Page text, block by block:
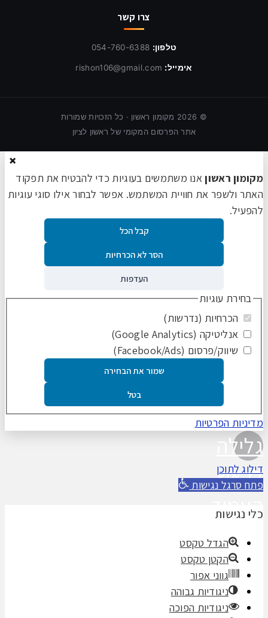
צרו קשר
טלפון: 054-760-6388
אימייל: rishon106@gmail.com
©
2026 מקומון ראשון · כל הזכויות שמורות
אתר הפרסום המקומי של ראשון לציון
×
מקומון ראשוןאנו משתמשים בעוגיות כדי להבטיח את תפקוד
האתר ולשפר את חוויית המשתמש. אפשר לבחור אילו סוגי עוגיות
להפעיל.
קבל הכל
הסר לא הכרחיות
העדפות
בחירת עוגיות
הכרחיות (נדרשות)
אנליטיקה (Google Analytics)
שיווק/פרסום (Facebook/Ads)
שמור את הבחירה
בטל
מדיניות הפרטיות
גלילה
לראש
העמוד
דילוג לתוכן
פתח סרגל נגישות
כלי נגישות
הגדל טקסט
הקטן טקסט
גווני אפור
ניגודיות גבוהה
ניגודיות הפוכה